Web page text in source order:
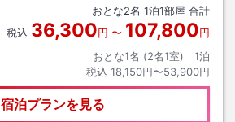
おとな2名 1泊1部屋 合計
税込 36,300円 〜 107,800円
おとな1名 (2名1室)｜ 1泊
税込 18,150円〜53,900円
宿泊プランを見る